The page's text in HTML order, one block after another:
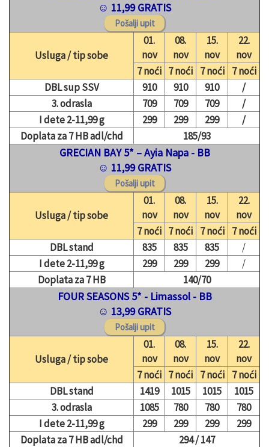
☺ 11,99 GRATIS
Usluga / tip sobe
01.
nov
08.
nov
15.
nov
22.
nov
7 noći 7 noći 7 noći
7 noći
DBL sup SSV
910 910 910
/
3. odrasla
709 709 709
/
I dete 2-11,99 g
299 299 299
/
Doplata za 7 HB adl/chd
185/93
GRECIAN BAY 5* – Ayia Napa - BB
☺ 11,99 GRATIS
Usluga / tip sobe
01.
nov
08.
nov
15.
nov
22.
nov
7 noći 7 noći 7 noći
7 noći
DBL stand
835 835 835
/
I dete 2-11,99 g
299 299 299
/
Doplata za 7 HB
140/70
FOUR SEASONS 5* - Limassol - BB
☺ 13,99 GRATIS
Usluga / tip sobe
01.
nov
08.
nov
15.
nov
22.
nov
7 noći 7 noći 7 noći
7 noći
DBL stand
1419 1015 1015
1015
3. odrasla
1085 780 780
780
I dete 2-11,99 g
299 299 299
299
Doplata za 7 HB adl/chd
294 / 147